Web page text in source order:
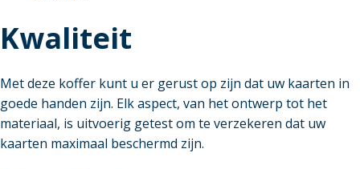
Kwaliteit
Met deze koffer kunt u er gerust op zijn dat uw kaarten in
goede handen zijn. Elk aspect, van het ontwerp tot het
materiaal, is uitvoerig getest om te verzekeren dat uw
kaarten maximaal beschermd zijn.